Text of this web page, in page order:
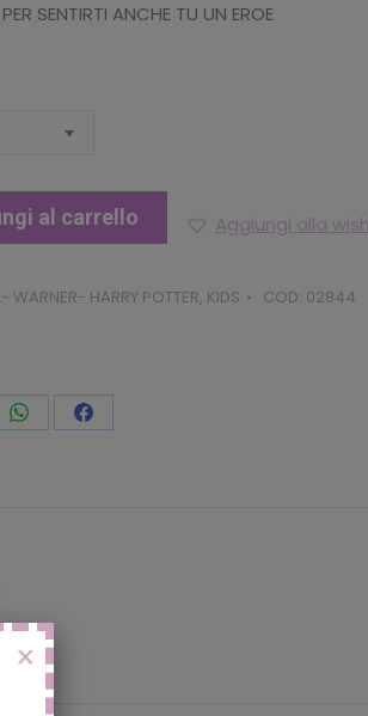
SENTIRTI ANCHE TU UN EROE
al carrello Aggiungi alla
WARNER- HARRY POTTER, KIDS COD: 02844
CondividiCondividi
X